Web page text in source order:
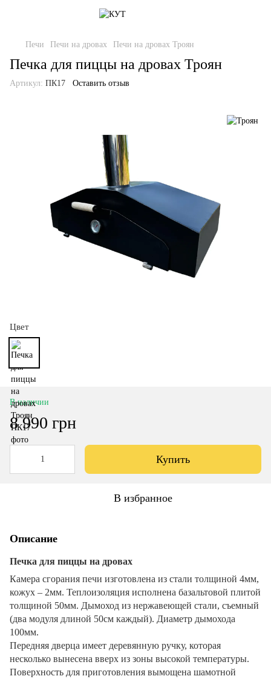
Печи Печи на дровах Печи на дровах Троян
Печка для пиццы на дровах Троян
Артикул: ПК17 Оставить отзыв
Цвет
В наличии
8 990 грн
Купить
В избранное
Описание
Печка для пиццы на дровах
Камера сгорания печи изготовлена из стали толщиной 4мм,
кожух – 2мм. Теплоизоляция исполнена базальтовой плитой
толщиной 50мм. Дымоход из нержавеющей стали, съемный
(два модуля длиной 50см каждый). Диаметр дымохода
100мм.
Передняя дверца имеет деревянную ручку, которая
несколько вынесена вверх из зоны высокой температуры.
Поверхность для приготовления вымощена шамотной